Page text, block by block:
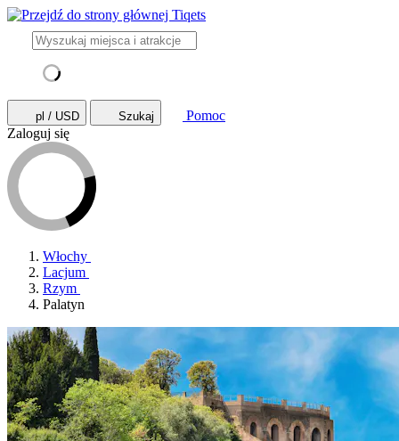
pl / USD Szukaj
Pomoc
Zaloguj się
Włochy
Lacjum
Rzym
Palatyn